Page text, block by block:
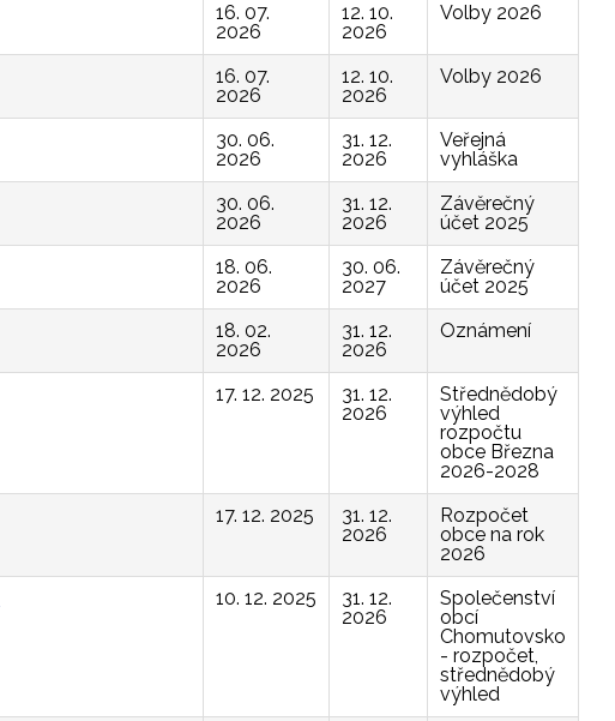
16. 07.
2026
12. 10.
2026
Volby 2026
16. 07.
2026
12. 10.
2026
Volby 2026
30. 06.
2026
31. 12.
2026
Veřejná
vyhláška
30. 06.
2026
31. 12.
2026
Závěrečný
účet 2025
18. 06.
2026
30. 06.
2027
Závěrečný
účet 2025
18. 02.
2026
31. 12.
2026
Oznámení
17. 12. 2025
31. 12.
2026
Střednědobý
výhled
rozpočtu
obce Března
2026-2028
17. 12. 2025
31. 12.
2026
Rozpočet
obce na rok
2026
10. 12. 2025
31. 12.
2026
Společenství
obcí
Chomutovsko
- rozpočet,
střednědobý
výhled